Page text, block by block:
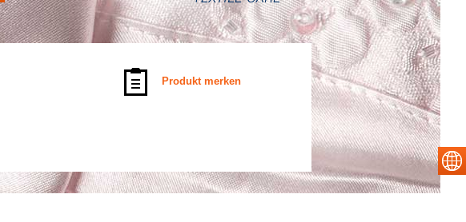
Produkt merken